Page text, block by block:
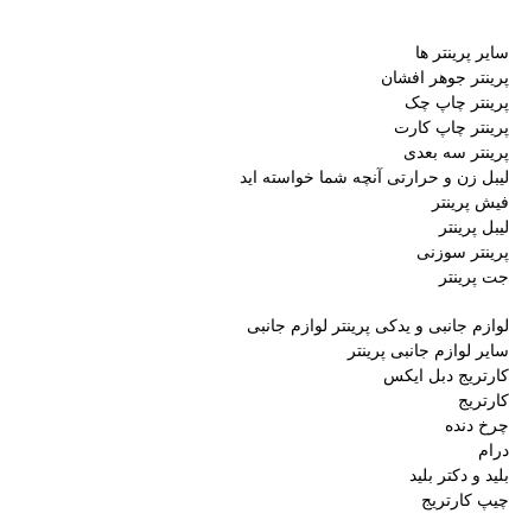
سایر پرینتر ها
پرینتر جوهر افشان
پرینتر چاپ چک
پرینتر چاپ کارت
پرینتر سه بعدی
لیبل زن و حرارتی
آنچه شما خواسته اید
فیش پرینتر
لیبل پرینتر
پرینتر سوزنی
جت پرینتر
لوازم جانبی و یدکی پرینتر لوازم جانبی
سایر لوازم جانبی پرینتر
کارتریج دبل ایکس
کارتریج
چرخ دنده
درام
بلید و دکتر بلید
چیپ کارتریج